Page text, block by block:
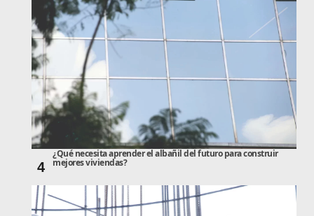
4
¿Qué necesita aprender el albañil del futuro para construir
mejores viviendas?